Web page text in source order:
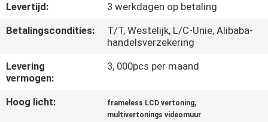
VERZOEK
EEN
CITAAT
Levertijd:
3 werkdagen op betaling
Betalingscondities:
T/T, Westelijk, L/C-Unie, Alibaba-
handelsverzekering
Levering
vermogen:
3, 000pcs per maand
Hoog licht: frameless LCD vertoning,
multivertonings videomuur